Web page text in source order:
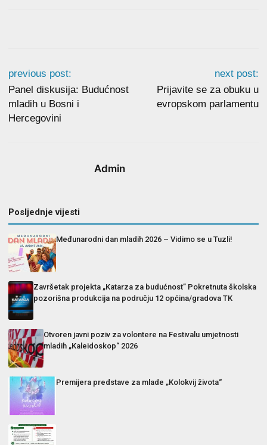
previous post:
Panel diskusija: Budućnost
mladih u Bosni i
Hercegovini
next post:
Prijavite se za obuku u
evropskom parlamentu
Admin
Posljednje vijesti
Međunarodni dan mladih 2026 – Vidimo se u Tuzli!
Završetak projekta „Katarza za budućnost” Pokretnuta školska
pozorišna produkcija na području 12 općina/gradova TK
Otvoren javni poziv za volontere na Festivalu umjetnosti
mladih „Kaleidoskop“ 2026
Premijera predstave za mlade „Kolokvij života“